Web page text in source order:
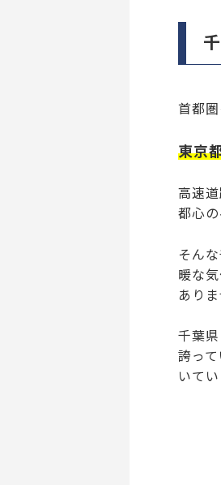
首都
東京
高速
都心
そん
暖な
ありま
千葉
誇っ
いてい